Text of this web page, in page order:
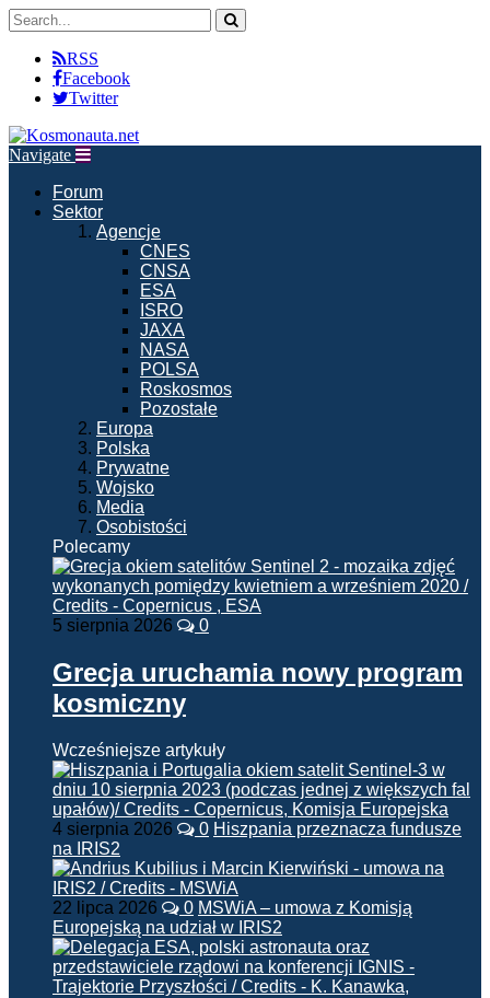
RSS
Facebook
Twitter
Navigate
Forum
Sektor
Agencje
CNES
CNSA
ESA
ISRO
JAXA
NASA
POLSA
Roskosmos
Pozostałe
Europa
Polska
Prywatne
Wojsko
Media
Osobistości
Polecamy
5 sierpnia 2026 0
Grecja uruchamia nowy program
kosmiczny
Wcześniejsze artykuły
4 sierpnia 2026 0 Hiszpania przeznacza fundusze
na IRIS2
22 lipca 2026 0 MSWiA – umowa z Komisją
Europejską na udział w IRIS2